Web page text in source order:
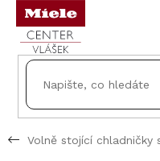
Přejít
obsah
Volně stojící chladničky